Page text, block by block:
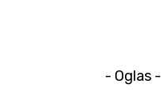
- Oglas -